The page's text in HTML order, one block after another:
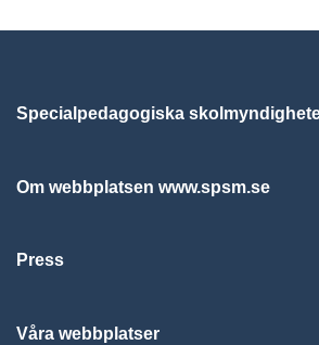
Specialpedagogiska
Om webbplatsen www.spsm.se
Press
Våra webbplatser